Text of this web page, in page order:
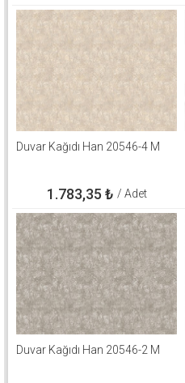
Duvar Kağıdı Han 20546-4 M
1.783,35 ₺ / Adet
Duvar Kağıdı Han 20546-2 M